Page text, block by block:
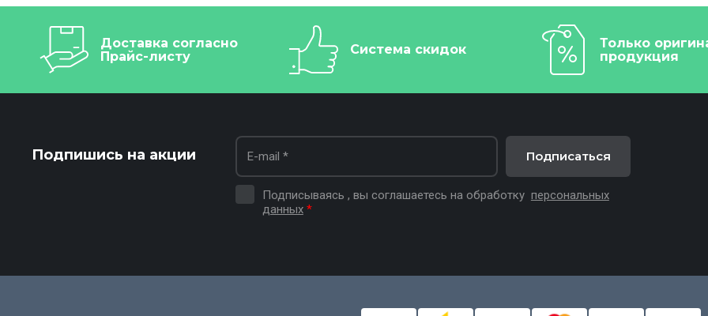
Доставка согласно
Прайс-листу
Система скидок
Только
продукция
Подпишись на акции
Подписываясь , вы соглашаетесь на обработку персональных
данных *
Подписаться